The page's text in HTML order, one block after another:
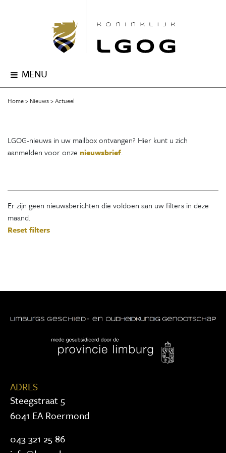
MENU
Home Nieuws Actueel
LGOG-nieuws in uw mailbox ontvangen? Hier kunt u zich
aanmelden voor onze nieuwsbrief.
Er zijn geen nieuwsberichten die voldoen aan uw filters in deze
maand.
Reset filters
ADRES
Steegstraat 5
6041 EA Roermond
043 321 25 86